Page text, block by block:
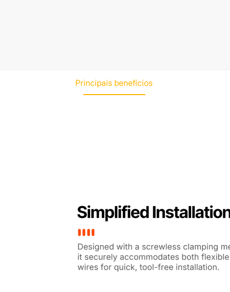
Principais benefícios